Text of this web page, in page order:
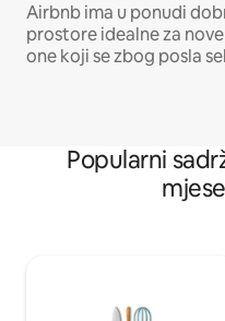
Airbnb ima u ponudi
prostore idealne za
one koji se zbog posla
Popularni